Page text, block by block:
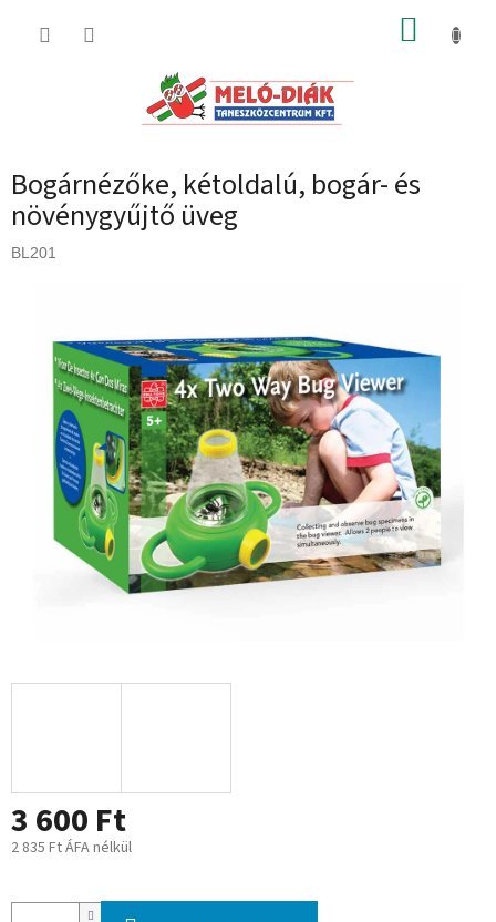
KOSÁR
Bogárnézőke, kétoldalú, bogár- és
növénygyűjtő üveg
BL201
3 600 Ft
2 835 Ft ÁFA nélkül